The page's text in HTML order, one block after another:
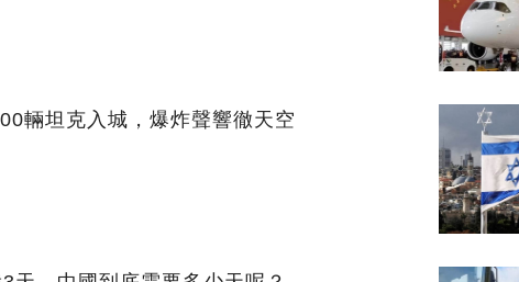
輛坦克入城，爆炸聲響徹天空